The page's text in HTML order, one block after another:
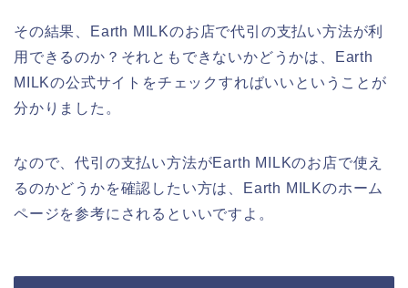
その結果、Earth MILKのお店で代引の支払い方法が利
用できるのか？それともできないかどうかは、Earth
MILKの公式サイトをチェックすればいいということが
分かりました。
なので、代引の支払い方法がEarth MILKのお店で使え
るのかどうかを確認したい方は、Earth MILKのホーム
ページを参考にされるといいですよ。